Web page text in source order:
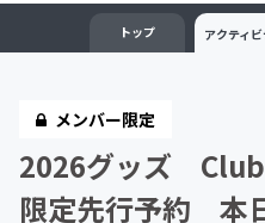
トップ アクティビ
メンバー限定
2026グッズ Club
限定先行予約 本